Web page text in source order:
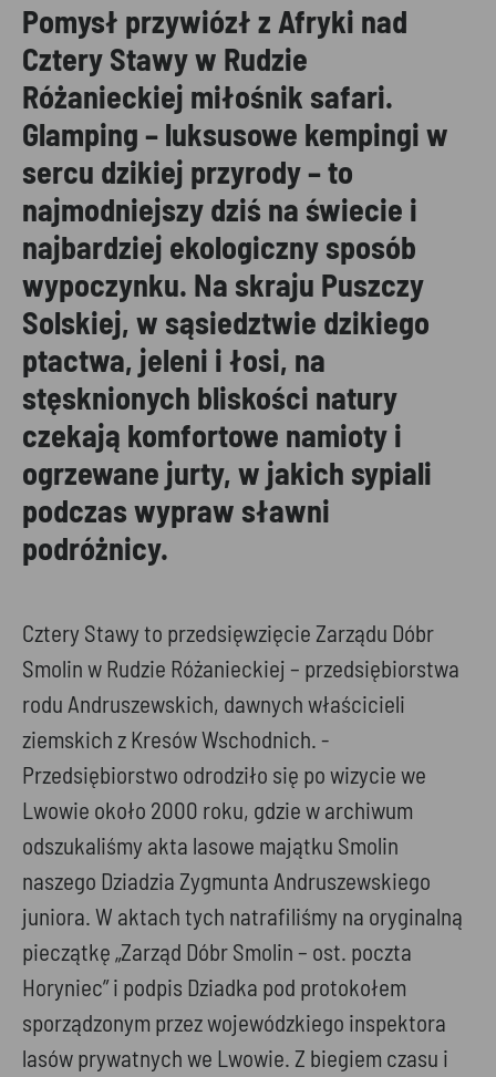
Pomysł przywiózł z Afryki nad
Cztery Stawy w Rudzie
Różanieckiej miłośnik safari.
Glamping – luksusowe kempingi w
sercu dzikiej przyrody – to
najmodniejszy dziś na świecie i
najbardziej ekologiczny sposób
wypoczynku. Na skraju Puszczy
Solskiej, w sąsiedztwie dzikiego
ptactwa, jeleni i łosi, na
stęsknionych bliskości natury
czekają komfortowe namioty i
ogrzewane jurty, w jakich sypiali
podczas wypraw sławni
podróżnicy.
Cztery Stawy to przedsięwzięcie Zarządu Dóbr
Smolin w Rudzie Różanieckiej – przedsiębiorstwa
rodu Andruszewskich, dawnych właścicieli
ziemskich z Kresów Wschodnich. -
Przedsiębiorstwo odrodziło się po wizycie we
Lwowie około 2000 roku, gdzie w archiwum
odszukaliśmy akta lasowe majątku Smolin
naszego Dziadzia Zygmunta Andruszewskiego
juniora. W aktach tych natrafiliśmy na oryginalną
pieczątkę „Zarząd Dóbr Smolin – ost. poczta
Horyniec” i podpis Dziadka pod protokołem
sporządzonym przez wojewódzkiego inspektora
lasów prywatnych we Lwowie. Z biegiem czasu i